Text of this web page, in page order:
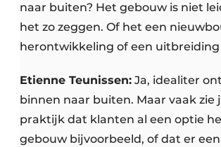
naar buiten? Het gebouw is niet
het zo zeggen. Of het een
herontwikkeling of een uitbreiding
Etienne Teunissen: Ja, idealiter
binnen naar buiten. Maar vaak zie
praktijk dat klanten al een optie
gebouw bijvoorbeeld, of dat er